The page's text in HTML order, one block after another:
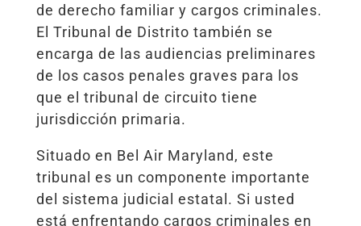
de derecho familiar y cargos criminales.
El Tribunal de Distrito también se
encarga de las audiencias preliminares
de los casos penales graves para los
que el tribunal de circuito tiene
jurisdicción primaria.
Situado en Bel Air Maryland, este
tribunal es un componente importante
del sistema judicial estatal. Si usted
está enfrentando cargos criminales en